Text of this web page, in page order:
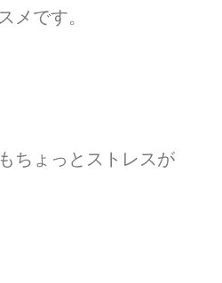
メです。
ちょっとストレスが